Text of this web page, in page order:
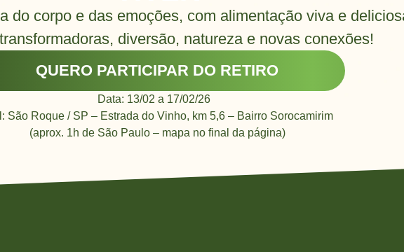
do corpo e das emoções, com alimentação viva e
diversão, natureza e novas conexões!
QUERO PARTICIPAR DO RETIRO
Data: 13/02 a 17/02/26
São Roque / SP – Estrada do Vinho, km 5,6 – Bairro Sorocamirim
(aprox. 1h de São Paulo – mapa no final da página)